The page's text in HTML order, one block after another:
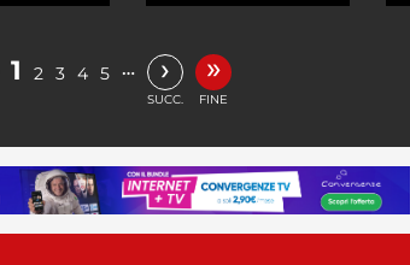
1 2 3 4 5 … ›
SUCC.
»
FINE